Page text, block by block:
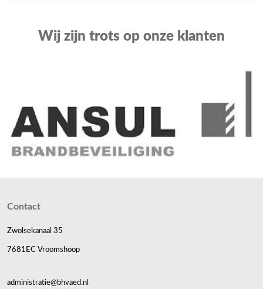
Wij zijn trots op onze klanten
Contact
Zwolsekanaal 35
7681EC Vroomshoop
administratie@bhvaed.nl